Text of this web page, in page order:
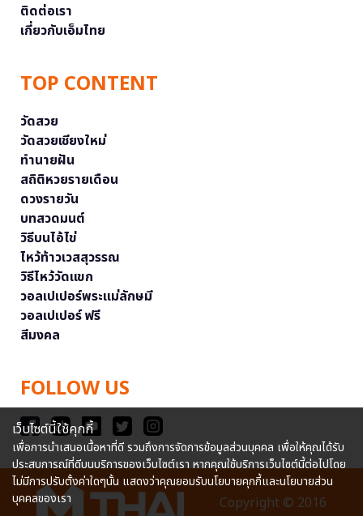
ติดต่อเรา
เกี่ยวกับเอ็มไทย
TOP CONTENT
วัดสวย
วัดสวยเชียงใหม่
ทำนายฝัน
สถิติหวยรายเดือน
ดวงรายวัน
บทสวดมนต์
วิธีบนไอ้ไข่
ไหว้ท้าวเวสสุวรรณ
วิธีไหว้วัดแขก
วอลเปเปอร์พระแม่ลักษมี
วอลเปเปอร์ ฟรี
สีมงคล
FOLLOW US
Copyright © 2016
เว็บไซต์นี้ใช้คุกกี้
เพื่อการนำเสนอเนื้อหาที่ดี รวมถึงการจัดการข้อมูลส่วนบุคคล เพื่อให้คุณได้รับ
ประสบการณ์ที่ดีบนบริการของเว็บไซต์เรา หากคุณใช้บริการเว็บไซต์นี้ต่อไปโดย
ไม่มีการปรับตั้งค่าใดๆนั้น แสดงว่าคุณยอมรับนโยบายคุกกี้และนโยบายส่วน
บุคคลของเรา